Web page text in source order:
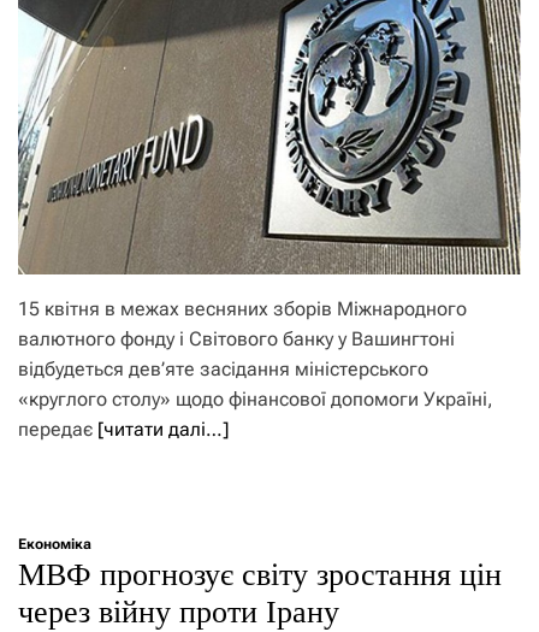
15 квітня в межах весняних зборів Міжнародного
валютного фонду і Світового банку у Вашингтоні
відбудеться дев’яте засідання міністерського
«круглого столу» щодо фінансової допомоги Україні,
передає [читати далі…]
Економіка
МВФ прогнозує світу зростання цін
через війну проти Ірану